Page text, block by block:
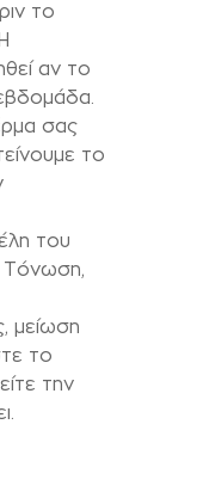
το
αν το
σας
το
του
Τόνωση,
μείωση
το
την